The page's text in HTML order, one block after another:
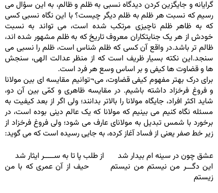
گرایانه و جایگزین کردن دیدگاه نسبی به ظلم و ظالم، به این سؤال می
رسیم که نسبت هر ظلم به ظلم دیگر چیست؟ با این نگاه نسبی کسی
که به ظاهر ظلم ناچیزی مرتکب شده است، می تواند به نسبت
خودش از هر یک جنایتکاران معروف تاریخ که به ظلم مشهور شده اند،
ظالم تر باشد.در واقع آن کسی که ظلم شناس است، ظلم را نسبی می
سنجد.این نکته بسیار ظریف است که از منظر عدالت الهی، سنجش
ها و قضاوت ها کیفی و بر اساس وسع هر فرد است.
برای درک بهتر مفهوم کیفی قضاوت، می¬توانیم مقایسه ای بین مولانا
و فروغ فرخزاد داشته باشیم. در مقایسه ظاهری و کمّی بین آن دو،
شاید اکثر افراد، جایگاه مولانا را بالاتر بدانند؛ ولی اگر از بعد کیفیت به
مسئله نگاه کنیم می بینیم که مولانا که یک عالم دینی بوده است، در
برخورد با شمس تبدیل به مولانای عارف می شود؛ ولی فروغ فرخزاد از
زیر خط صفر یعنی از فساد آغاز کرده، به جایی رسیده است که می گوید:
عشق چون در سینه ام بیدار شد از طلب پا تا به ســـــر ایثار شد
این دگـــر من نیستم من نیستم حیف از آن عمری که با من
زیستم